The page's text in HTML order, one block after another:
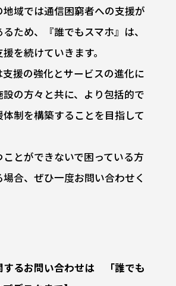
地域では通信困窮者への支援が
ため、『誰でもスマホ』は、
を続けていきます。
援の強化とサービスの進化に
の方々と共に、より包括的で
制を構築することを目指して
とができないで困っている方
合、ぜひ一度お問い合わせく
するお問い合わせは 「誰でも